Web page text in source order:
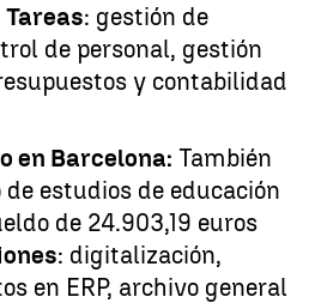
Tareas: gestión de
de personal, gestión
y contabilidad
en Barcelona: También
estudios de educación
de 24.903,19 euros
: digitalización,
en ERP, archivo general